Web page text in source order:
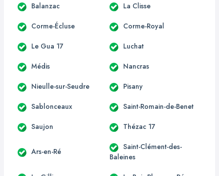
Balanzac La Clisse
Corme-Écluse Corme-Royal
Le Gua 17 Luchat
Médis Nancras
Nieulle-sur-Seudre Pisany
Sablonceaux Saint-Romain-de-Benet
Saujon Thézac 17
Ars-en-Ré
Saint-Clément-des-
Baleines